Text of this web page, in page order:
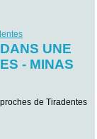
UNE
- MINAS
de Tiradentes